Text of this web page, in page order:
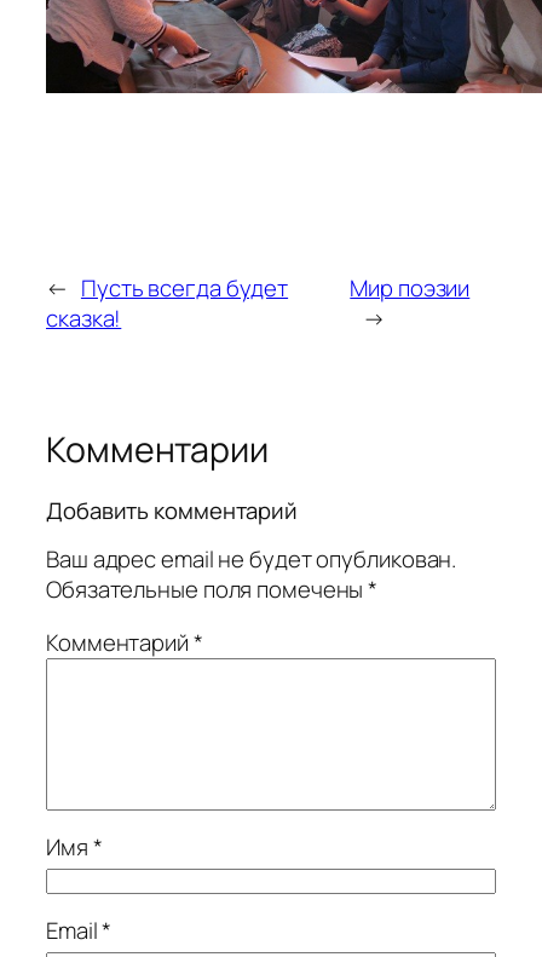
← Пусть всегда будет
сказка!
Мир поэзии
→
Комментарии
Добавить комментарий
Ваш адрес email не будет опубликован.
Обязательные поля помечены*
Комментарий*
Имя*
Email*